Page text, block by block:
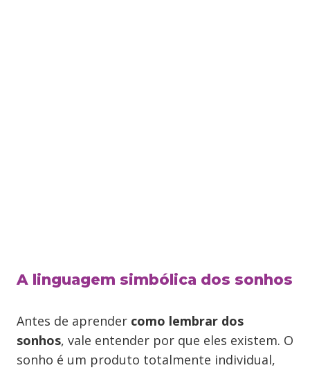
A linguagem simbólica dos sonhos
Antes de aprender como lembrar dos
sonhos, vale entender por que eles existem. O
sonho é um produto totalmente individual,